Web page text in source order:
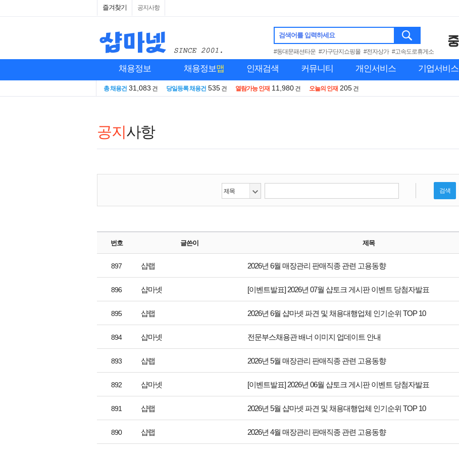
즐겨찾기 공지사항
검색어를 입력하세요
#동대문패션타운 #가구단지쇼핑몰 #전자상가 #고속도로휴게소
채용정보 채용정보맵 인재검색 커뮤니티 개인서비스 기업서비스
총 채용건 31,083 건 당일등록 채용건 535 건 열람가능 인재 11,980 건 오늘의 인재 205 건
공지사항
검색
번호 글쓴이 제목
897 샵랩 2026년 6월 매장관리 판매직종 관련 고용동향
896 샵마넷 [이벤트발표] 2026년 07월 샵토크 게시판 이벤트 당첨자발표
895 샵랩 2026년 6월 샵마넷 파견 및 채용대행업체 인기순위 TOP 10
894 샵마넷 전문부스채용관 배너 이미지 업데이트 안내
893 샵랩 2026년 5월 매장관리 판매직종 관련 고용동향
892 샵마넷 [이벤트발표] 2026년 06월 샵토크 게시판 이벤트 당첨자발표
891 샵랩 2026년 5월 샵마넷 파견 및 채용대행업체 인기순위 TOP 10
890 샵랩 2026년 4월 매장관리 판매직종 관련 고용동향